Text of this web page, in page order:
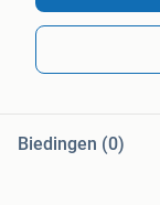
Biedingen (0)